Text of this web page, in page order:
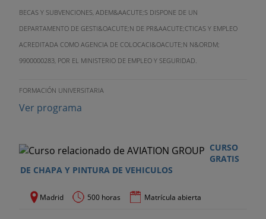
BECAS Y SUBVENCIONES, ADEM&AACUTE;S DISPONE DE UN
DEPARTAMENTO DE GESTI&OACUTE;N DE PR&AACUTE;CTICAS Y EMPLEO
ACREDITADA COMO AGENCIA DE COLOCACI&OACUTE;N N&ORDM;
9900000283, POR EL MINISTERIO DE EMPLEO Y SEGURIDAD.
FORMACIÓN UNIVERSITARIA
Ver programa
CURSO
GRATIS
DE CHAPA Y PINTURA DE VEHICULOS
Madrid 500 horas Matrícula abierta